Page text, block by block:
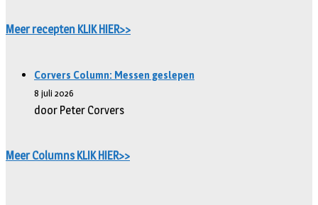
Meer recepten KLIK HIER>>
Corvers Column: Messen geslepen
8 juli 2026
door Peter Corvers
Meer Columns KLIK HIER>>